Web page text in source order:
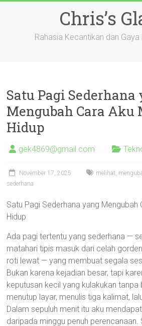
Chris’s
Rahasia Kecantikan dan Gaya
Satu Pagi Sederhana
Mengubah Cara Aku
Hidup
gek4869@gmail.com
November 17, 2025 melihat,
sederhana
Satu Pagi Sederhana yang Mengubah
Hidup
Ada pagi tertentu yang sederhana —
matahari tipis masuk dari celah
roti lewat — yang membuat segala
Bukan karena kejadian besar, tapi
keputusan kecil yang kulakukan tanpa
menutup layar, menulis tiga kalimat,
Dalam sepuluh menit itu aku
daripada minggu penuh perencanaan.